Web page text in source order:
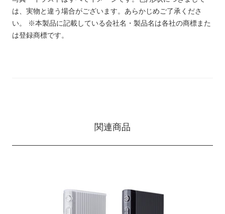
は、実物と違う場合がございます。あらかじめご了承くださ
い。
※本製品に記載している会社名・製品名は各社の商標また
は登録商標です。
関連商品